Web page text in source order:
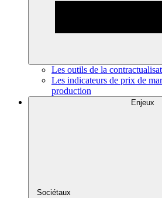
Les outils de la
Les indicateurs de prix de
production
Enjeux
Sociétaux